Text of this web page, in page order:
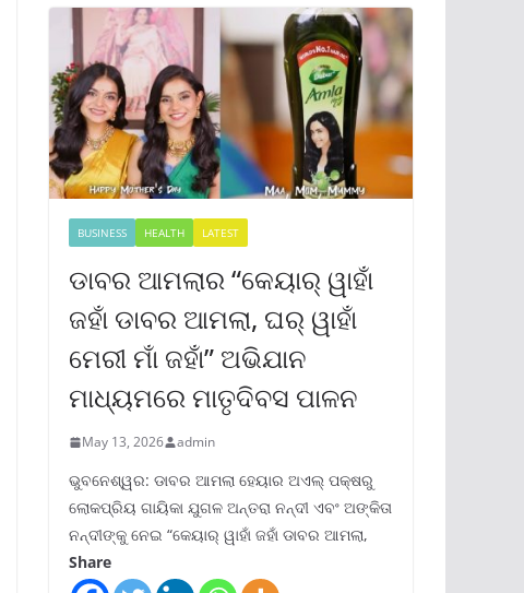
BUSINESS HEALTH LATEST
ଡାବର ଆମଲାର “କେୟାର୍ ୱାହାଁ
ଜହାଁ ଡାବର ଆମଲା, ଘର୍ ୱାହାଁ
ମେରୀ ମାଁ ଜହାଁ” ଅଭିଯାନ
ମାଧ୍ୟମରେ ମାତୃଦିବସ ପାଳନ
May 13, 2026 admin
ଭୁବନେଶ୍ୱର: ଡାବର ଆମଲା ହେୟାର ଅଏଲ୍ ପକ୍ଷରୁ
ଲୋକପ୍ରିୟ ଗାୟିକା ଯୁଗଳ ଅନ୍ତରା ନନ୍ଦୀ ଏବଂ ଅଙ୍କିତା
ନନ୍ଦୀଙ୍କୁ ନେଇ “କେୟାର୍ ୱାହାଁ ଜହାଁ ଡାବର ଆମଲା,
Share